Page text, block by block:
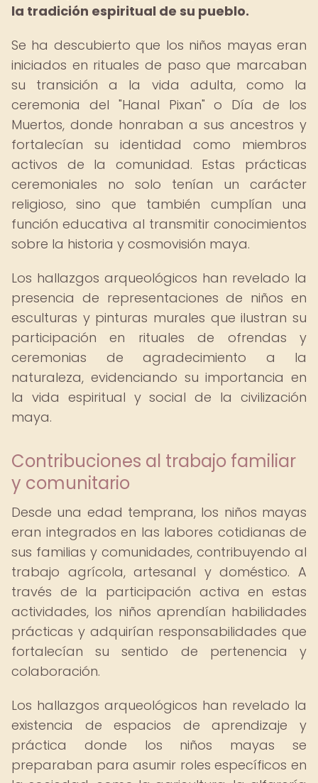
la tradición espiritual de su pueblo.
Se ha descubierto que los niños mayas eran
iniciados en rituales de paso que marcaban
su transición a la vida adulta, como la
ceremonia del "Hanal Pixan" o Día de los
Muertos, donde honraban a sus ancestros y
fortalecían su identidad como miembros
activos de la comunidad. Estas prácticas
ceremoniales no solo tenían un carácter
religioso, sino que también cumplían una
función educativa al transmitir conocimientos
sobre la historia y cosmovisión maya.
Los hallazgos arqueológicos han revelado la
presencia de representaciones de niños en
esculturas y pinturas murales que ilustran su
participación en rituales de ofrendas y
ceremonias de agradecimiento a la
naturaleza, evidenciando su importancia en
la vida espiritual y social de la civilización
maya.
Contribuciones al trabajo familiar
y comunitario
Desde una edad temprana, los niños mayas
eran integrados en las labores cotidianas de
sus familias y comunidades, contribuyendo al
trabajo agrícola, artesanal y doméstico. A
través de la participación activa en estas
actividades, los niños aprendían habilidades
prácticas y adquirían responsabilidades que
fortalecían su sentido de pertenencia y
colaboración.
Los hallazgos arqueológicos han revelado la
existencia de espacios de aprendizaje y
práctica donde los niños mayas se
preparaban para asumir roles específicos en